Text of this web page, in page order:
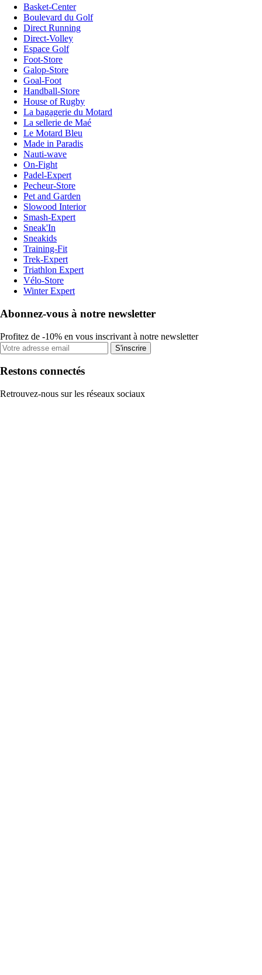
Basket-Center
Boulevard du Golf
Direct Running
Direct-Volley
Espace Golf
Foot-Store
Galop-Store
Goal-Foot
Handball-Store
House of Rugby
La bagagerie du Motard
La sellerie de Maé
Le Motard Bleu
Made in Paradis
Nauti-wave
On-Fight
Padel-Expert
Pecheur-Store
Pet and Garden
Slowood Interior
Smash-Expert
Sneak'In
Sneakids
Training-Fit
Trek-Expert
Triathlon Expert
Vélo-Store
Winter Expert
Abonnez-vous à notre newsletter
Profitez de -10% en vous inscrivant à notre newsletter
S'inscrire
Restons connectés
Retrouvez-nous sur les réseaux sociaux